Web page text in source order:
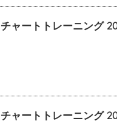
チャートトレーニング
チャートトレーニング